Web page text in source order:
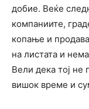
добие. Веќе
компаниите,
копање и
на листата и нема
Вели дека тој не
вишок време и